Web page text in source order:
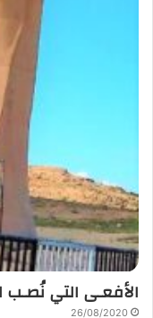
الأفعـى التي
26/08/2020